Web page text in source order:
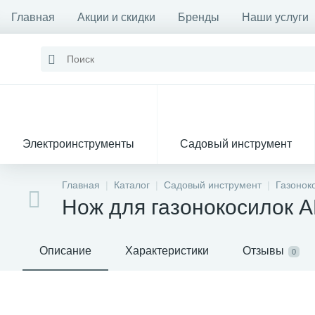
Главная Акции и скидки Бренды Наши услуги
Электроинструменты Садовый инструмент
Главная Каталог Садовый инструмент
Нож для газонокосилок
Описание Характеристики Отзывы 0